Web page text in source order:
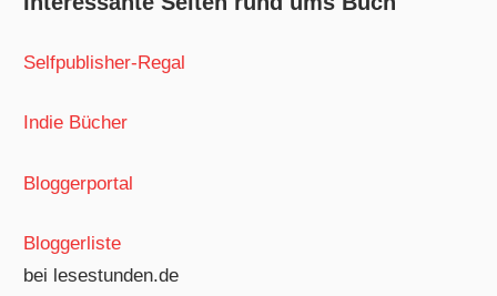
Selfpublisher-Regal
Indie Bücher
Bloggerportal
Bloggerliste
bei lesestunden.de